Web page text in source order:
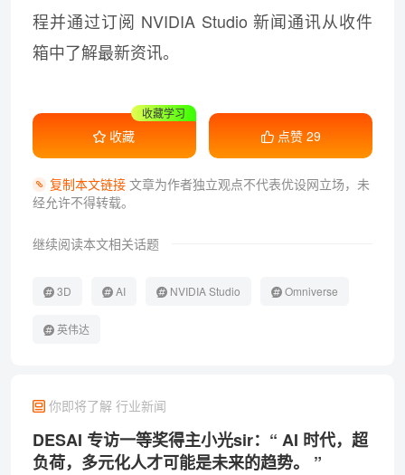
程并通过订阅 NVIDIA Studio 新闻通讯从收件
箱中了解最新资讯。
收藏
干货满满
点赞 29
复制本文链接文章为作者独立观点不代表优设网立场， 未
经允许不得转载。
继续阅读本文相关话题
3D AI NVIDIA Studio Omniverse
英伟达
你即将了解 行业新闻
DESAI 专访一等奖得主小光sir：“ AI 时代，超
负荷，多元化人才可能是未来的趋势。 ”